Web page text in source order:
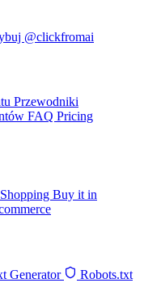
@clickfromai
Przewodniki
FAQ Pricing
Buy it in
Generator
Robots.txt